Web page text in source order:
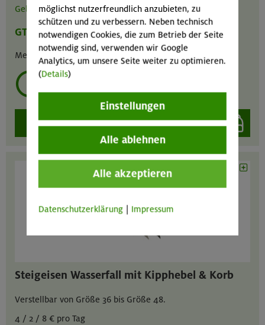
Gebrauchsanweisung/Video
GT MA GIL
Menge :
auswählen
Steigeisen Wasserfall mit Kipphebel & Korb
Verstellbar von Größe 36 bis Größe 48.
4 / 2 / 8 € pro Tag
möglichst nutzerfreundlich anzubieten, zu
schützen und zu verbessern. Neben technisch
notwendigen Cookies, die zum Betrieb der Seite
notwendig sind, verwenden wir Google
Analytics, um unsere Seite weiter zu optimieren.
(Details)
Einstellungen
Alle ablehnen
Alle akzeptieren
Datenschutzerklärung Impressum